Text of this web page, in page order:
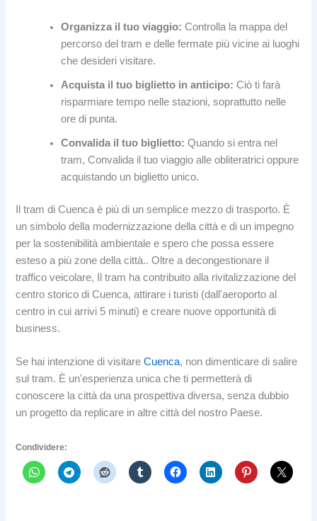
Organizza il tuo viaggio: Controlla la mappa del
percorso del tram e delle fermate più vicine ai luoghi
che desideri visitare.
Acquista il tuo biglietto in anticipo: Ciò ti farà
risparmiare tempo nelle stazioni, soprattutto nelle
ore di punta.
Convalida il tuo biglietto: Quando si entra nel
tram, Convalida il tuo viaggio alle obliteratrici oppure
acquistando un biglietto unico.
Il tram di Cuenca è più di un semplice mezzo di trasporto. È
un simbolo della modernizzazione della città e di un impegno
per la sostenibilità ambientale e spero che possa essere
esteso a più zone della città.. Oltre a decongestionare il
traffico veicolare, Il tram ha contribuito alla rivitalizzazione del
centro storico di Cuenca, attirare i turisti (dall'aeroporto al
centro in cui arrivi 5 minuti) e creare nuove opportunità di
business.
Se hai intenzione di visitareCuenca, non dimenticare di salire
sul tram. È un'esperienza unica che ti permetterà di
conoscere la città da una prospettiva diversa, senza dubbio
un progetto da replicare in altre città del nostro Paese.
Condividere: